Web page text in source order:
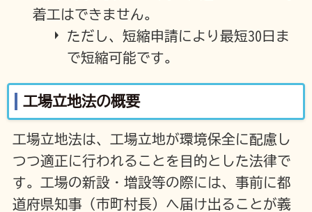
着工はできません。
ただし、短縮申請により最短30日ま
で短縮可能です。
工場立地法の概要
工場立地法は、工場立地が環境保全に配慮し
つつ適正に行われることを目的とした法律で
す。工場の新設・増設等の際には、事前に都
道府県知事（市町村長）へ届け出ることが義